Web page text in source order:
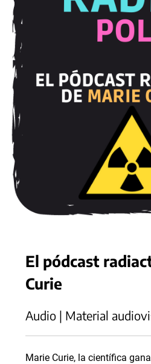
El pódcast
Curie
Audio | Material
Marie Curie, la científica